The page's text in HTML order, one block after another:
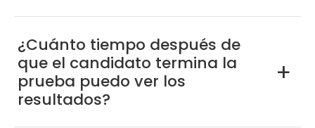
a
¿Cuánto tiempo después de
que el candidato termina la
prueba puedo ver los
resultados?